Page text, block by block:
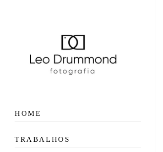
HOME
TRABALHOS